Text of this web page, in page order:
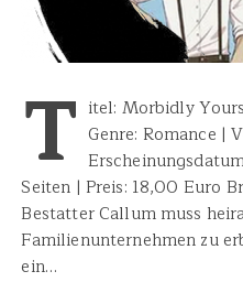
T itel: Morbidly
Genre: Romance |
Seiten | Preis: 18,00 Euro
Bestatter Callum muss
Familienunternehmen zu
ein…